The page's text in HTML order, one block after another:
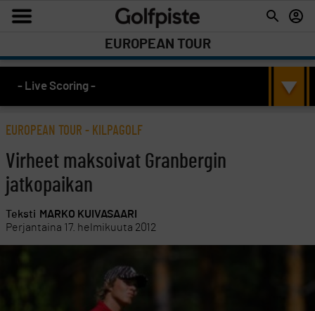
EUROPEAN TOUR
- Live Scoring -
EUROPEAN TOUR - KILPAGOLF
Virheet maksoivat Granbergin
jatkopaikan
Teksti MARKO KUIVASAARI
Perjantaina 17. helmikuuta 2012